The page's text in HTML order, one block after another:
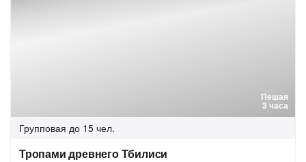
Пешая
3 часа
Групповая до 15 чел.
Тропами древнего Тбилиси